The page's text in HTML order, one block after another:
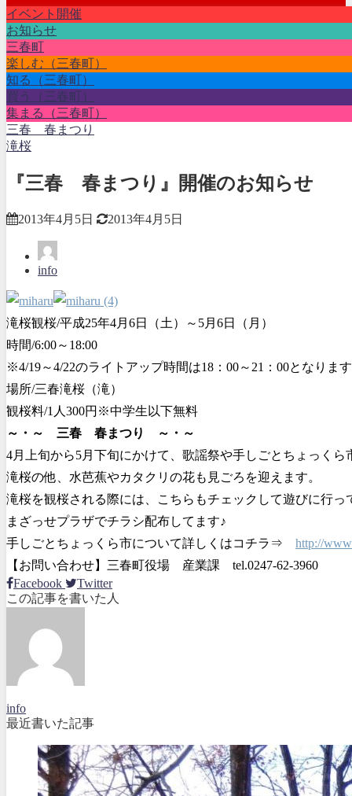
イベント開催
お知らせ
三春町
楽しむ（三春町）
知る（三春町）
買う（三春町）
集まる（三春町）
三春 春まつり
滝桜
『三春 春まつり』開催のお知らせ
2013年4月5日 2013年4月5日
info
滝桜観桜/平成25年4月6日（土）～5月6日（月）
時間/6:00～18:00
※4/19～4/22のライトアップ時間は18：00～21：00となり
場所/三春滝桜（滝）
観桜料/1人300円※中学生以下無料
～・～ 三春 春まつり ～・～
4月上旬から5月下旬にかけて、歌謡祭や手しごとちょっく
滝桜の他、水芭蕉やカタクリの花も見ごろを迎えます。
滝桜を観桜される際には、こちらもチェックして遊びに行っ
まざっせプラザでチラシ配布してます♪
手しごとちょっくら市について詳しくはコチラ⇒ http://
【お問い合わせ】三春町役場 産業課 tel.0247-62-3960
Facebook
Twitter
この記事を書いた人
info
最近書いた記事